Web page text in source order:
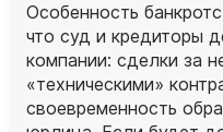
Особенность
что суд и кредиторы
компании: сделки за
«техническими»
своевременность